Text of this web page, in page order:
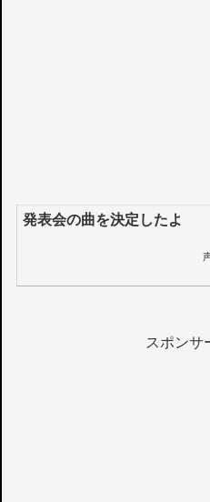
発表会の曲を決定したよ
スポンサ